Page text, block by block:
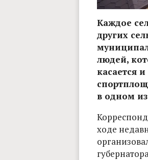
Каждое
других
людей,
касается
в одном
ходе